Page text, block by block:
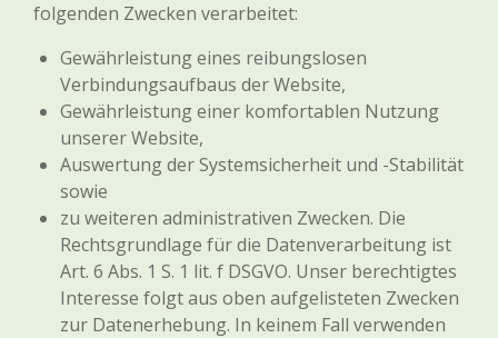
folgenden Zwecken verarbeitet:
Gewährleistung eines reibungslosen
Verbindungsaufbaus der Website,
Gewährleistung einer komfortablen Nutzung
unserer Website,
Auswertung der Systemsicherheit und -Stabilität
sowie
zu weiteren administrativen Zwecken. Die
Rechtsgrundlage für die Datenverarbeitung ist
Art. 6 Abs. 1 S. 1 lit. f DSGVO. Unser berechtigtes
Interesse folgt aus oben aufgelisteten Zwecken
zur Datenerhebung. In keinem Fall verwenden